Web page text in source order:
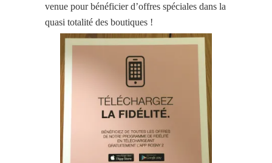
venue pour bénéficier d’offres spéciales dans la
quasi totalité des boutiques !